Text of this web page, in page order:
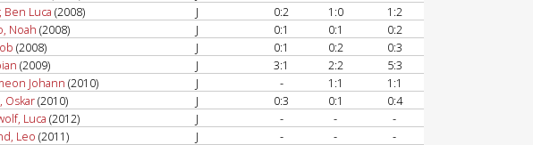
Ben Luca (2008) J 0:2 1:0
1:2
Noah (2008) J 0:1 0:1
0:2
(2008) J 0:1 0:2
0:3
(2009) J 3:1 2:2
5:3
Johann (2010) J - 1:1
1:1
Oskar(2010) J 0:3 0:1
0:4
Luca (2012) J - -
-
Leo (2011) J - -
-